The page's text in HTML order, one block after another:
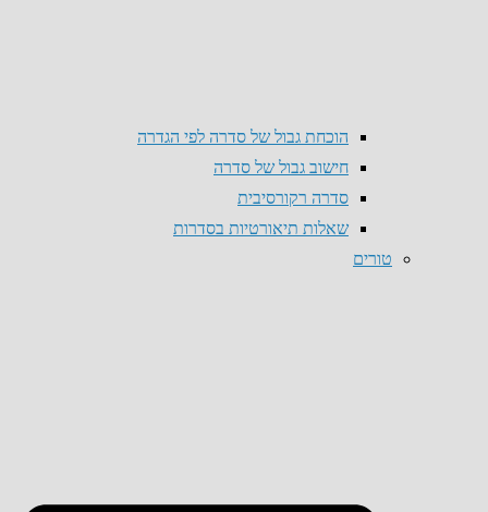
הוכחת גבול של סדרה לפי הגדרה
חישוב גבול של סדרה
סדרה רקורסיבית
שאלות תיאורטיות בסדרות
טורים